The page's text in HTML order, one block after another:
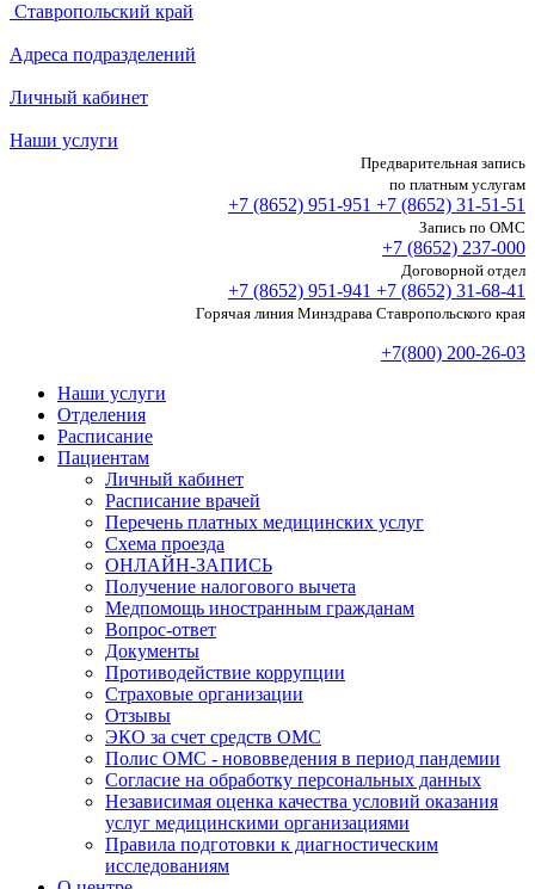
Ставропольский край
Адреса подразделений
Личный кабинет
Наши услуги
Предварительная запись
по платным услугам
+7 (8652) 951-951 +7 (8652) 31-51-51
Запись по ОМС
+7 (8652) 237-000
Договорной отдел
+7 (8652) 951-941 +7 (8652) 31-68-41
Горячая линия Минздрава Ставропольского края
+7(800) 200-26-03
Наши услуги
Отделения
Расписание
Пациентам
Личный кабинет
Расписание врачей
Перечень платных медицинских услуг
Схема проезда
ОНЛАЙН-ЗАПИСЬ
Получение налогового вычета
Медпомощь иностранным гражданам
Вопрос-ответ
Документы
Противодействие коррупции
Страховые организации
Отзывы
ЭКО за счет средств ОМС
Полис ОМС - нововведения в период пандемии
Согласие на обработку персональных данных
Независимая оценка качества условий оказания
услуг медицинскими организациями
Правила подготовки к диагностическим
исследованиям